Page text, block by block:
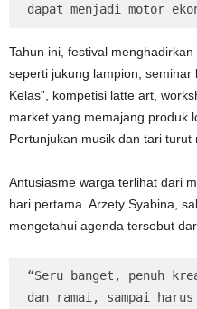
dapat menjadi motor
Tahun ini, festival
seperti jukung lampion, seminar
Kelas”, kompetisi latte art,
market yang memajang produk
Pertunjukan musik dan tari turut
Antusiasme warga terlihat dari
hari pertama. Arzety Syabina,
mengetahui agenda tersebut
“Seru banget, penuh
dan ramai, sampai